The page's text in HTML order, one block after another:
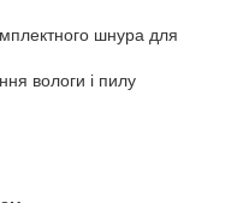
шнура для
вологи і пилу